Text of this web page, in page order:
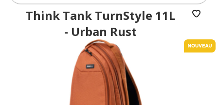
Think Tank TurnStyle 11L
- Urban Rust